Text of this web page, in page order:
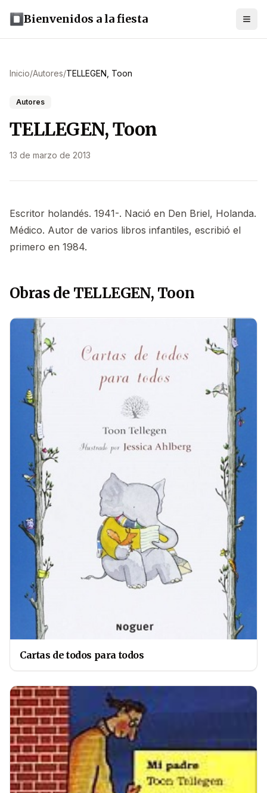
Bienvenidos a la fiesta
Inicio/Autores/TELLEGEN, Toon
Autores
TELLEGEN, Toon
13 de marzo de 2013
Escritor holandés. 1941-. Nació en Den Briel, Holanda.
Médico. Autor de varios libros infantiles, escribió el
primero en 1984.
Obras de TELLEGEN, Toon
Cartas de todos para todos